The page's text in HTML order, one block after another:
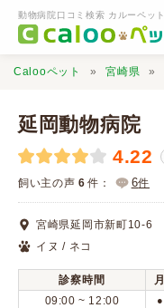
動物病院口コミ検索 カルーペット
動物病院検索
口コミ検索
Calooペットとは？
Calooペット 宮崎県
延岡動物病院
4.22
飼い主の声 6 件： 6件
宮崎県延岡市新町10-6
イヌ / ネコ
診察時間 月
09:00 ~ 12:00
●